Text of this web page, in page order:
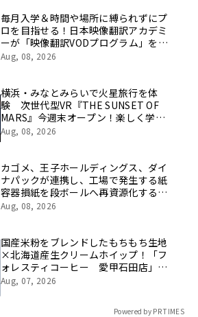
像を公開！
毎月入学＆時間や場所に縛られずにプ
ロを目指せる！日本映像翻訳アカデミ
ーが「映像翻訳VODプログラム」を
2026年10月より開講！
Aug, 08, 2026
横浜・みなとみらいで火星旅行を体
験 次世代型VR『THE SUNSET OF
MARS』今週末オープン！楽しく学べ
るパネル展やワークショップなど関連
Aug, 08, 2026
カゴメ、王子ホールディングス、ダイ
ナパックが連携し、工場で発生する紙
容器損紙を段ボールへ再資源化する実
証を開始
Aug, 08, 2026
国産米粉をブレンドしたもちもち生地
×北海道産生クリームホイップ！「フ
ォレスティコーヒー 愛甲石田店」に
て、８月１７日（月）からクレープ販
Aug, 07, 2026
Powered by PR TIMES